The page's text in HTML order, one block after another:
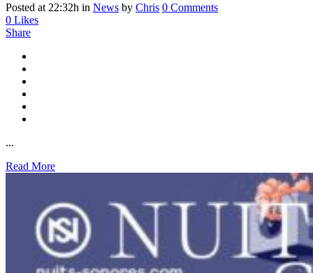
Posted at 22:32h in News by Chris 0 Comments
0 Likes
Share
...
Read More